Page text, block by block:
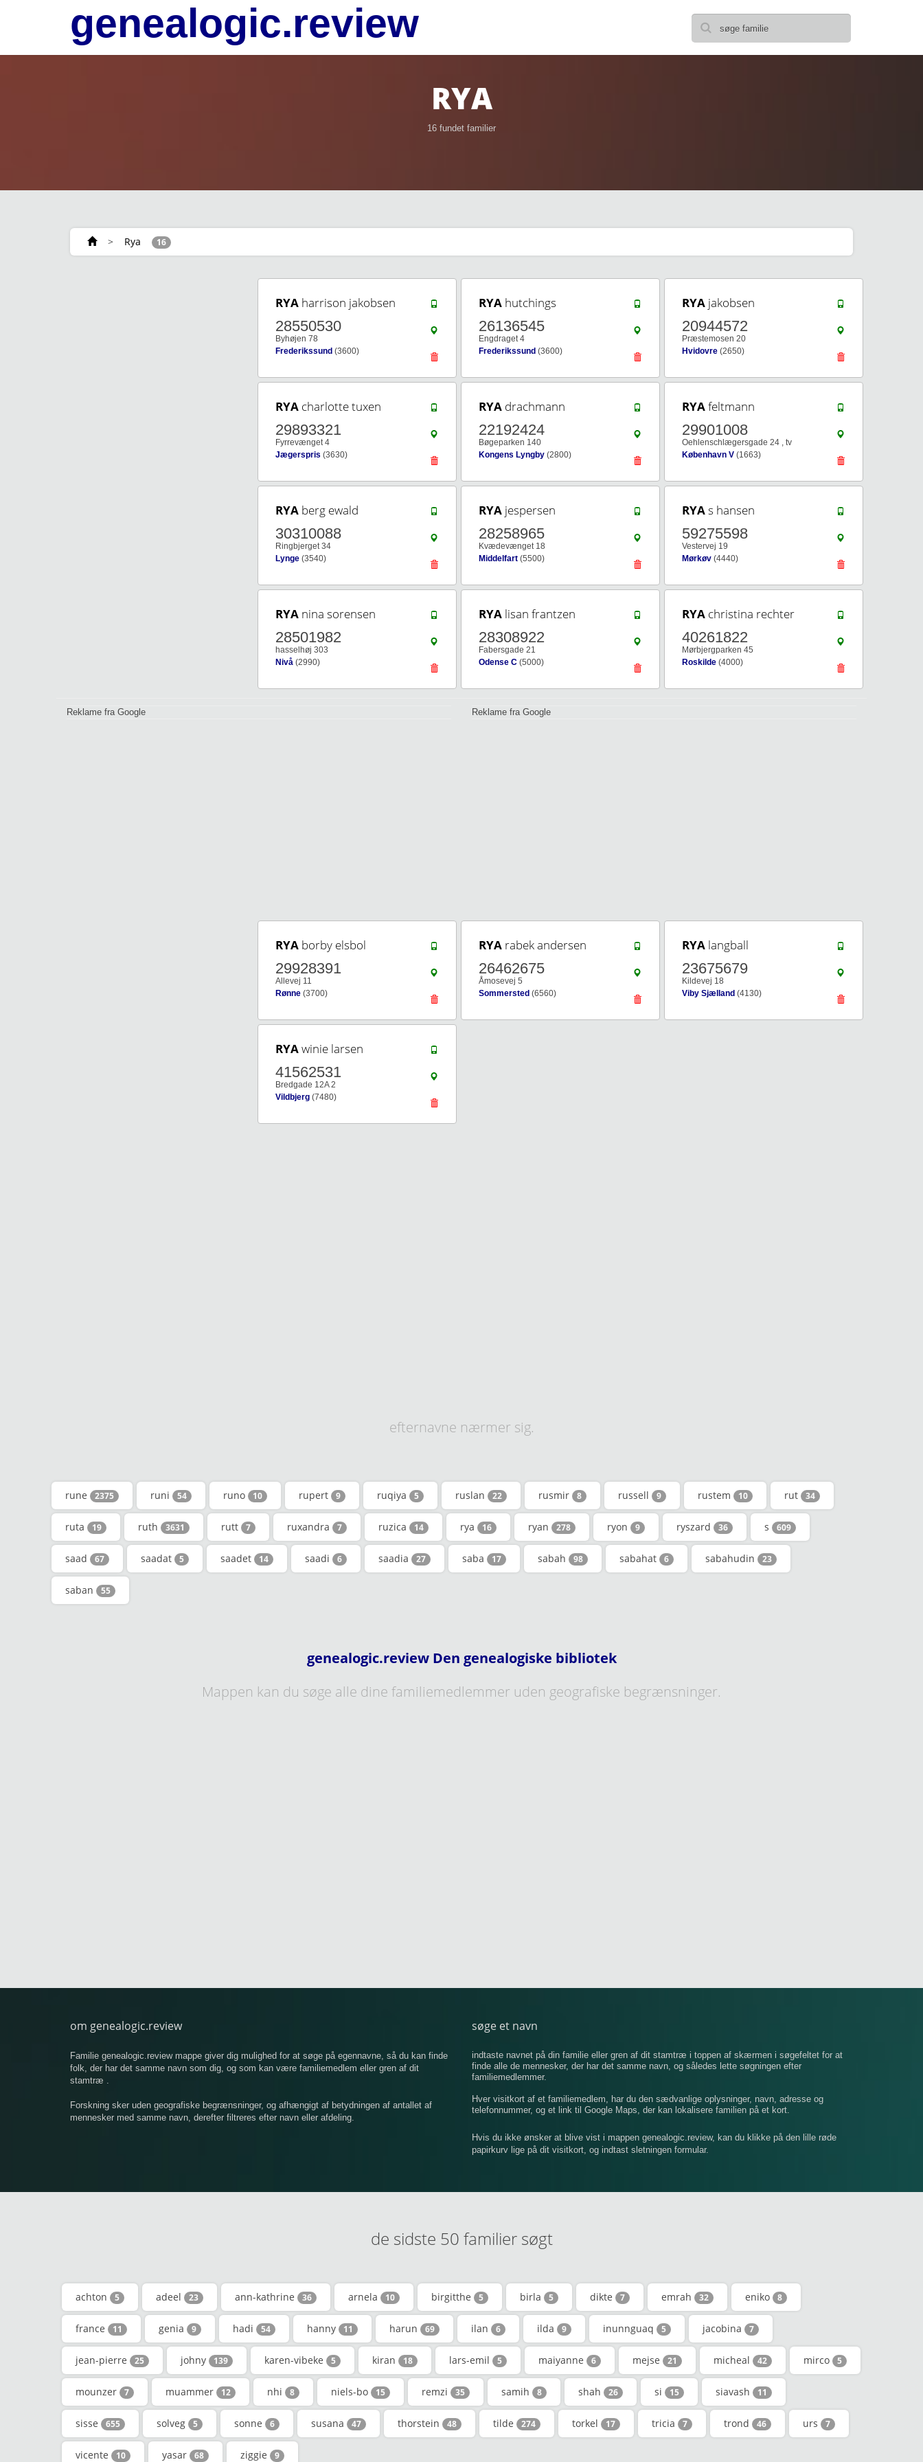
genealogic.review
RYA
16 fundet familier
> Rya 16
RYA harrison jakobsen
28550530
Byhøjen 78
Frederikssund (3600)
RYA hutchings
26136545
Engdraget 4
Frederikssund (3600)
RYA jakobsen
20944572
Præstemosen 20
Hvidovre (2650)
RYA charlotte tuxen
29893321
Fyrrevænget 4
Jægerspris (3630)
RYA drachmann
22192424
Bøgeparken 140
Kongens Lyngby (2800)
RYAfeltmann
29901008
Oehlenschlægersgade 24 , tv
København V (1663)
RYA berg ewald
30310088
Ringbjerget 34
Lynge (3540)
RYA jespersen
28258965
Kvædevænget 18
Middelfart (5500)
RYAs hansen
59275598
Vestervej 19
Mørkøv (4440)
RYA nina sorensen
28501982
hasselhøj 303
Nivå (2990)
RYA lisan frantzen
28308922
Fabersgade 21
Odense C (5000)
RYA christina rechter
40261822
Mørbjergparken 45
Roskilde (4000)
Reklame fra Google Reklame fra Google
RYA borby elsbol
29928391
Allevej 11
Rønne (3700)
RYA rabek andersen
26462675
Åmosevej 5
Sommersted (6560)
RYA langball
23675679
Kildevej 18
Viby Sjælland (4130)
RYAwinie larsen
41562531
Bredgade 12A 2
Vildbjerg (7480)
efternavne nærmer sig.
rune 2375 runi 54 runo 10 rupert 9 ruqiya 5 ruslan 22 rusmir 8 russell 9 rustem 10 rut 34
ruta 19 ruth 3631 rutt 7 ruxandra 7 ruzica 14 rya 16 ryan 278 ryon 9 ryszard 36 s 609
saad 67 saadat 5 saadet 14 saadi 6 saadia 27 saba 17 sabah 98 sabahat 6 sabahudin 23
saban 55
genealogic.review Den genealogiske bibliotek
Mappen kan du søge alle dine familiemedlemmer uden geografiske begrænsninger.
om genealogic.review
Familie genealogic.review mappe giver dig mulighed for at søge på egennavne, så du kan finde
folk, der har det samme navn som dig, og som kan være familiemedlem eller gren af ​​dit
stamtræ .
Forskning sker uden geografiske begrænsninger, og afhængigt af betydningen af ​​antallet af
mennesker med samme navn, derefter filtreres efter navn eller afdeling.
søge et navn
indtaste navnet på din familie eller gren af ​​dit stamtræ i toppen af ​​skærmen i søgefeltet for at
finde alle de mennesker, der har det samme navn, og således lette søgningen efter
familiemedlemmer.
Hver visitkort af et familiemedlem, har du den sædvanlige oplysninger, navn, adresse og
telefonnummer, og et link til Google Maps, der kan lokalisere familien på et kort.
Hvis du ikke ønsker at blive vist i mappen genealogic.review, kan du klikke på den lille røde
papirkurv lige på dit visitkort, og indtast sletningen formular.
de sidste 50 familier søgt
achton 5 adeel 23 ann-kathrine 36 arnela 10 birgitthe 5 birla 5 dikte 7 emrah 32 eniko 8
france 11 genia 9 hadi 54 hanny 11 harun 69 ilan 6 ilda 9 inunnguaq 5 jacobina 7
jean-pierre 25 johny 139 karen-vibeke 5 kiran 18 lars-emil 5 maiyanne 6 mejse 21 micheal 42 mirco 5
mounzer 7 muammer 12 nhi 8 niels-bo 15 remzi 35 samih 8 shah 26 si 15 siavash 11
sisse 655 solveg 5 sonne 6 susana 47 thorstein 48 tilde 274 torkel 17 tricia 7 trond 46 urs 7
vicente 10 yasar 68 ziggie 9